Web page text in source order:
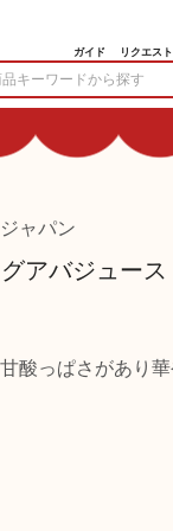
ガイド リクエスト
ャパン
アバジュース
酸っぱさがあり